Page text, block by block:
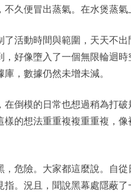
不久便冒出蒸氣。在水煲蒸
了活動時間與範圍，天天不
，好像墮入了一個無限輪迴
，數據仍然未增未減。
在倒模的日常也想過稍為打
樣的想法重重複複重重複，
，危險。大家都這麼說。自
指。況且，聞說黑幕處隱蔽